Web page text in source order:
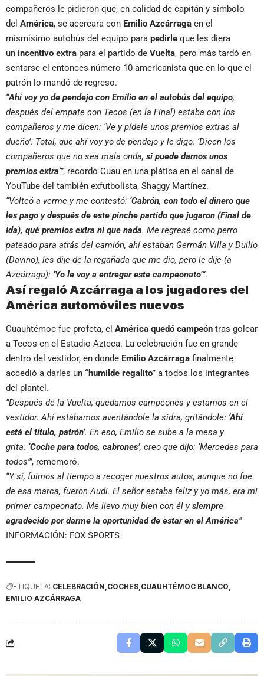
compañeros le pidieron que, en calidad de capitán y símbolo
del América, se acercara con Emilio Azcárraga en el
mismísimo autobús del equipo para pedirle que les diera
un incentivo extra para el partido de Vuelta, pero más tardó en
sentarse el entonces número 10 americanista que en lo que el
patrón lo mandó de regreso.
“Ahí voy yo de pendejo con Emilio en el autobús del equipo,
después del empate con Tecos (en la Final) estaba con los
compañeros y me dicen: ‘Ve y pídele unos premios extras al
dueño’. Total, que ahí voy yo de pendejo y le digo: ‘Dicen los
compañeros que no sea mala onda, si puede darnos unos
premios extra‘”, recordó Cuau en una plática en el canal de
YouTube del también exfutbolista, Shaggy Martínez.
“Volteó a verme y me contestó: ‘Cabrón, con todo el dinero que
les pago y después de este pinche partido que jugaron (Final de
Ida), qué premios extra ni que nada. Me regresé como perro
pateado para atrás del camión, ahí estaban Germán Villa y Duilio
(Davino), les dije de la regañada que me dio, pero le dije (a
Azcárraga): ‘Yo le voy a entregar este campeonato’”.
Así regaló Azcárraga a los jugadores del
América automóviles nuevos
Cuauhtémoc fue profeta, el América quedó campeón tras golear
a Tecos en el Estadio Azteca. La celebración fue en grande
dentro del vestidor, en donde Emilio Azcárraga finalmente
accedió a darles un “humilde regalito” a todos los integrantes
del plantel.
“Después de la Vuelta, quedamos campeones y estamos en el
vestidor. Ahí estábamos aventándole la sidra, gritándole: ‘Ahí
está el título, patrón’. En eso, Emilio se sube a la mesa y
grita: ‘Coche para todos, cabrones’, creo que dijo: ‘Mercedes para
todos’”, rememoró.
“Y sí, fuimos al tiempo a recoger nuestros autos, aunque no fue
de esa marca, fueron Audi. El señor estaba feliz y yo más, era mi
primer campeonato. Me llevo muy bien con él ysiempre
agradecido por darme la oportunidad de estar en el América”
INFORMACIÓN: FOX SPORTS
ETIQUETA: CELEBRACIÓN COCHES CUAUHTÉMOC BLANCO
EMILIO AZCÁRRAGA